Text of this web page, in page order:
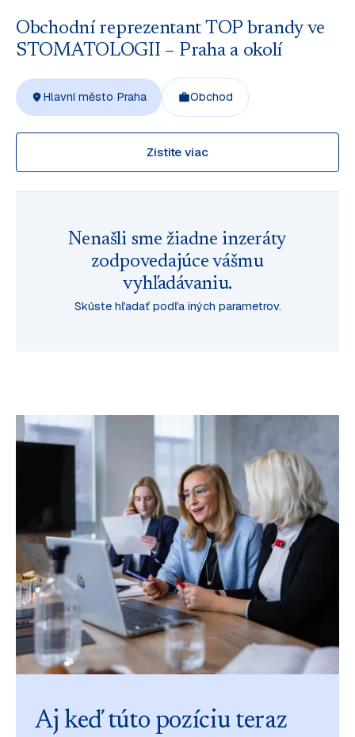
Obchodní reprezentant TOP brandy ve
STOMATOLOGII – Praha a okolí
Hlavní město Praha Obchod
Zistite viac
Nenašli sme žiadne inzeráty
zodpovedajúce vášmu
vyhľadávaniu.
Skúste hľadať podľa iných parametrov.
Aj keď túto pozíciu teraz